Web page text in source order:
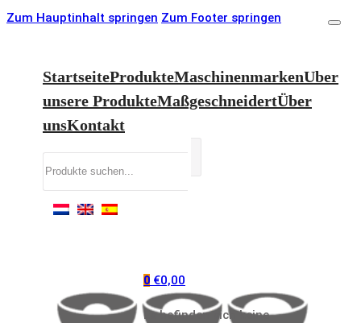
Zum Hauptinhalt springen Zum Footer springen
StartseiteProdukteMaschinenmarkenUber
unsere ProdukteMaßgeschneidertÜber
unsKontakt
0 €0,00
Es befinden sich keine